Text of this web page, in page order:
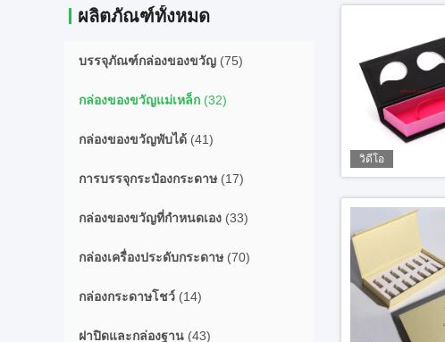
ผลิตภัณฑ์ทั้งหมด
บรรจุภัณฑ์กล่องของขวัญ (75)
กล่องของขวัญแม่เหล็ก (32)
กล่องของขวัญพับได้ (41)
การบรรจุกระป๋องกระดาษ (17)
กล่องของขวัญที่กำหนดเอง (33)
กล่องเครื่องประดับกระดาษ (70)
กล่องกระดาษโชว์ (14)
ฝาปิดและกล่องฐาน (43)
วิดีโอ